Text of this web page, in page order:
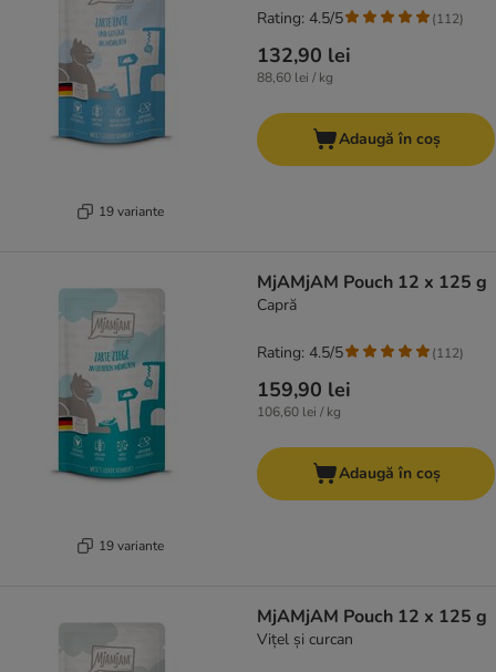
19 variante
132,90 lei
88,60 lei / kg
Rating: 4.5/5 (112)
Adaugă în coș
19 variante
MjAMjAM Pouch 12 x 125 g
Capră
159,90 lei
106,60 lei / kg
Rating: 4.5/5 (112)
Adaugă în coș
MjAMjAM Pouch 12 x 125 g
Vițel și curcan